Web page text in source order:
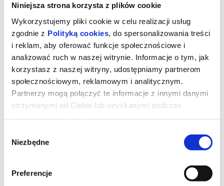
Niniejsza strona korzysta z plików cookie
Wykorzystujemy pliki cookie w celu realizacji usług
zgodnie z Polityką cookies , do spersonalizowania treści
i reklam, aby oferować funkcje społecznościowe i
analizować ruch w naszej witrynie. Informacje o tym, jak
korzystasz z naszej witryny, udostępniamy partnerom
społecznościowym, reklamowym i analitycznym.
Partnerzy mogą połączyć te informacje z innymi danymi
otrzymanymi od Ciebie lub uzyskanymi podczas
zgody
Niezbędne
Preferencje
Drugie życie
„Drugie życie” – zdobywca nagrody publiczności na festiwalu
filmowym w Wenecji – to emanujący optymizmem i pogodą ducha
María Ángeles od czterdziestu lat mieszka w słonecznym
apartamencie w sercu marokańskiego Tangeru. To miejsce, które